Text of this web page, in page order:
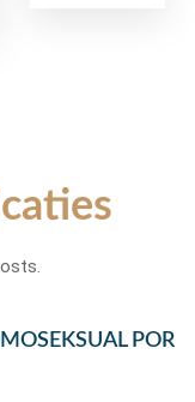
POR